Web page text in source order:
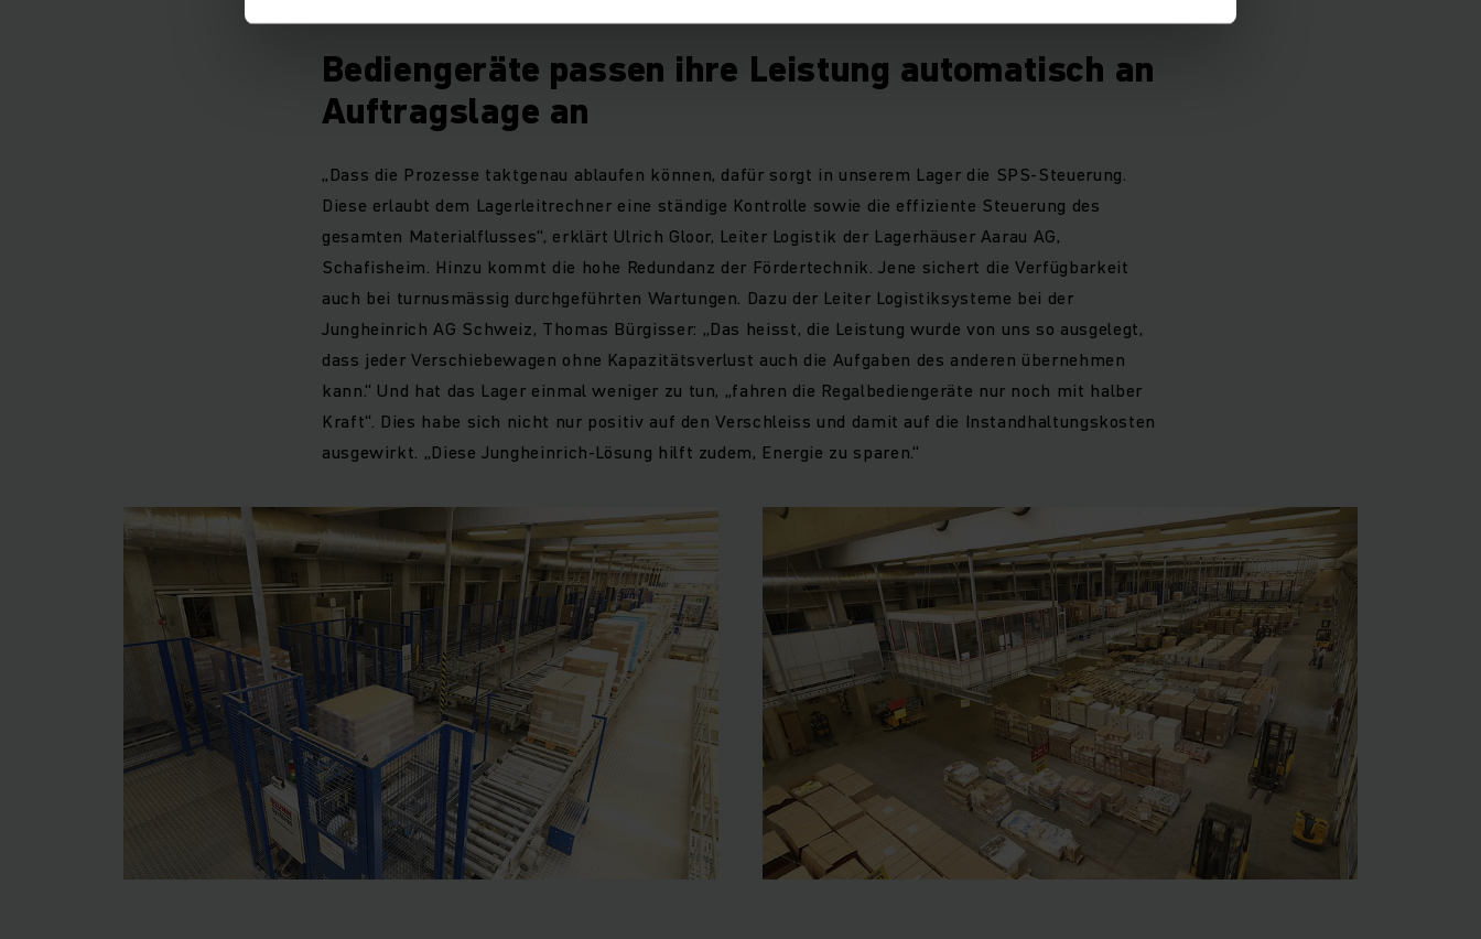
Bediengeräte passen ihre Leistung automatisch an
Auftragslage an
„Dass die Prozesse taktgenau ablaufen können, dafür sorgt in unserem Lager die SPS-Steuerung.
Diese erlaubt dem Lagerleitrechner eine ständige Kontrolle sowie die effiziente Steuerung des
gesamten Materialflusses“, erklärt Ulrich Gloor, Leiter Logistik der Lagerhäuser Aarau AG,
Schafisheim. Hinzu kommt die hohe Redundanz der Fördertechnik. Jene sichert die Verfügbarkeit
auch bei turnusmässig durchgeführten Wartungen. Dazu der Leiter Logistiksysteme bei der
Jungheinrich AG Schweiz, Thomas Bürgisser: „Das heisst, die Leistung wurde von uns so ausgelegt,
dass jeder Verschiebewagen ohne Kapazitätsverlust auch die Aufgaben des anderen übernehmen
kann.“ Und hat das Lager einmal weniger zu tun, „fahren die Regalbediengeräte nur noch mit halber
Kraft“. Dies habe sich nicht nur positiv auf den Verschleiss und damit auf die Instandhaltungskosten
ausgewirkt. „Diese Jungheinrich-Lösung hilft zudem, Energie zu sparen.“